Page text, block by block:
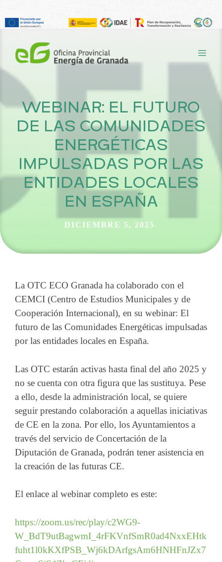
contenido
WEBINAR: EL FUTURO
DE LAS COMUNIDADES
ENERGÉTICAS
IMPULSADAS POR LAS
ENTIDADES LOCALES
EN ESPAÑA
DICIEMBRE 5, 2025
La OTC ECO Granada ha colaborado con el
CEMCI (Centro de Estudios Municipales y de
Cooperación Internacional), en su webinar: El
futuro de las Comunidades Energéticas impulsadas
por las entidades locales en España.
Las OTC estarán activas hasta final del año 2025 y
no se cuenta con otra figura que las sustituya. Pese
a ello, desde la administración local, se quiere
seguir prestando colaboración a aquellas iniciativas
de CE en la zona. Por ello, los Ayuntamientos a
través del servicio de Concertación de la
Diputación de Granada, podrán tener asistencia en
la creación de las futuras CE.
El enlace al webinar completo es este:
https://zoom.us/rec/play/c2WG9-
W_BdT9utBagwmI_4rFKVnfSmR0ad4NxxEHtk
fuht1l0kKXfPSB_Wj6kDArfgsAm6HNHFnJZx7